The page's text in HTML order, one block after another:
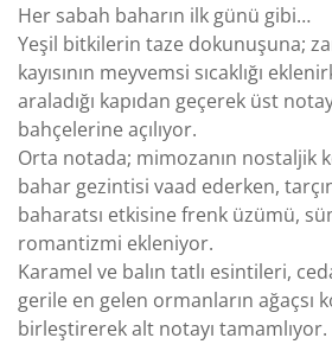
Her sabah baharın ilk günü gibi…
Yeşil bitkilerin taze dokunuşuna;
kayısının meyvemsi sıcaklığı
araladığı kapıdan geçerek üst
bahçelerine açılıyor.
Orta notada; mimozanın nostaljik
bahar gezintisi vaad ederken,
baharatsı etkisine frenk üzümü,
romantizmi ekleniyor.
Karamel ve balın tatlı esintileri,
gerile en gelen ormanların ağaçsı
birleştirerek alt notayı tamamlıyor.